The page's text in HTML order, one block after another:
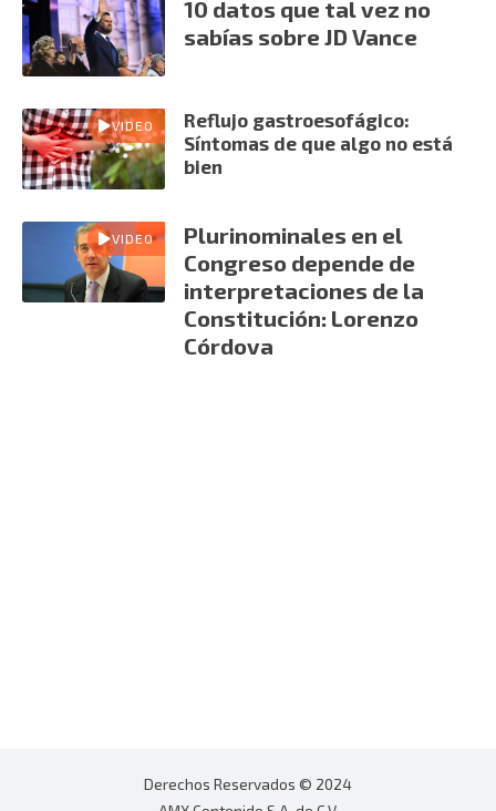
10 datos que tal vez no
sabías sobre JD Vance
VIDEO
Reflujo gastroesofágico:
Síntomas de que algo no está
bien
VIDEO
Plurinominales en el
Congreso depende de
interpretaciones de la
Constitución: Lorenzo
Córdova
Derechos Reservados © 2024